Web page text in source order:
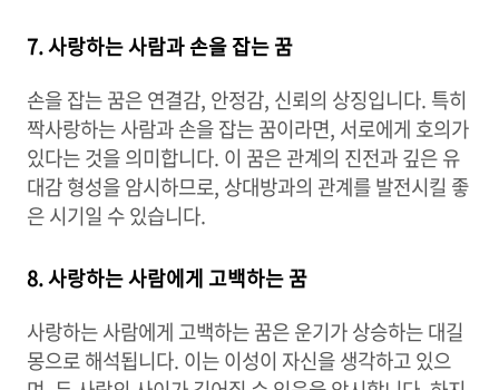
7. 사랑하는 사람과 손을 잡는 꿈
손을 잡는 꿈은 연결감, 안정감, 신뢰의 상징입니다. 특히
짝사랑하는 사람과 손을 잡는 꿈이라면, 서로에게 호의가
있다는 것을 의미합니다. 이 꿈은 관계의 진전과 깊은 유
대감 형성을 암시하므로, 상대방과의 관계를 발전시킬 좋
은 시기일 수 있습니다.
8. 사랑하는 사람에게 고백하는 꿈
사랑하는 사람에게 고백하는 꿈은 운기가 상승하는 대길
몽으로 해석됩니다. 이는 이성이 자신을 생각하고 있으